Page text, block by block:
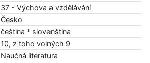
37 - Výchova a vzdělávání
Česko
čeština * slovenština
10, z toho volných 9
Naučná literatura